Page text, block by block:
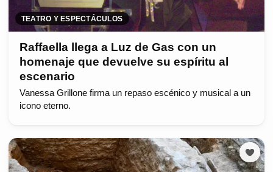
TEATRO Y ESPECTÁCULOS
Raffaella llega a Luz de Gas con un
homenaje que devuelve su espíritu al
escenario
Vanessa Grillone firma un repaso escénico y musical a un
icono eterno.